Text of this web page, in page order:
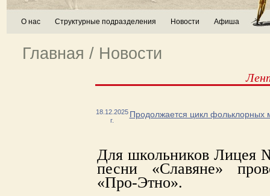
О нас Структурные подразделения Новости Афиша
Главная / Новости
18.12.2025
г.
Продолжается цикл фольклорных
Для школьников Лицея
песни «Славяне»
«Про-Этно».